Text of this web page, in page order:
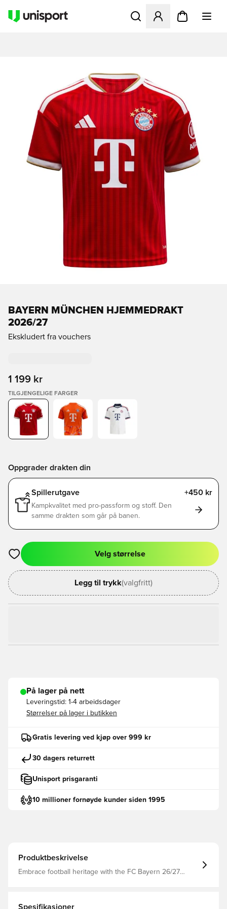
Åpner en Modal for å
BAYERN MÜNCHEN HJEMMEDRAKT
2026/27
Ekskludert fra vouchers
1 199 kr
TILGJENGELIGE FARGER
Oppgrader drakten din
Spillerutgave +450 kr
Kampkvalitet med pro-passform og stoff. Den
samme drakten som går på banen.
Åpner en Modal for å logge inn eller registrere deg som
Velg størrelse
Legg til trykk(valgfritt)
På lager på nett
Leveringstid: 1-4 arbeidsdager
Størrelser på lager i butikken
Gratis levering ved kjøp over 999 kr
30 dagers returrett
Unisport prisgaranti
10 millioner fornøyde kunder siden 1995
Produktbeskrivelse
Embrace football heritage with the FC Bayern 26/27
stripes and a refreshed collar.Designed in a slim fit, the
Spesifikasjoner